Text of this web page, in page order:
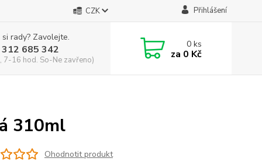
CZK Přihlášení
rady? Zavolejte.
685 342
7-16 hod. So-Ne zavřeno)
0ks
za 0 Kč
310ml
Ohodnotit produkt